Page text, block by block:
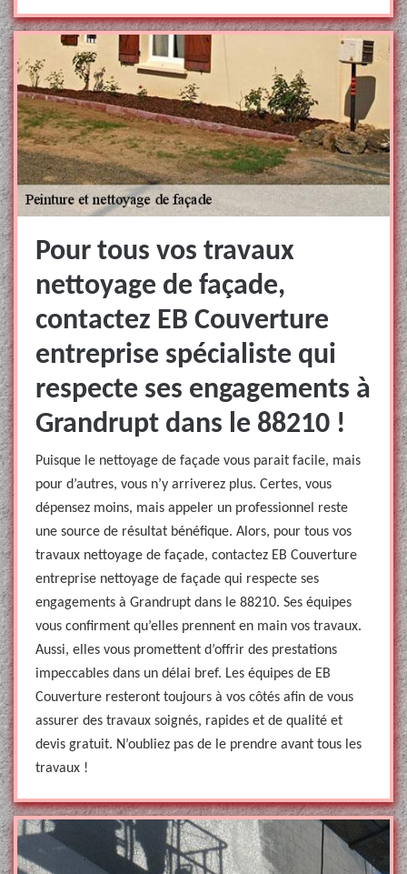
Pour tous vos travaux
nettoyage de façade,
contactez EB Couverture
entreprise spécialiste qui
respecte ses engagements à
Grandrupt dans le 88210 !
Puisque le nettoyage de façade vous parait facile, mais
pour d’autres, vous n’y arriverez plus. Certes, vous
dépensez moins, mais appeler un professionnel reste
une source de résultat bénéfique. Alors, pour tous vos
travaux nettoyage de façade, contactez EB Couverture
entreprise nettoyage de façade qui respecte ses
engagements à Grandrupt dans le 88210. Ses équipes
vous confirment qu’elles prennent en main vos travaux.
Aussi, elles vous promettent d’offrir des prestations
impeccables dans un délai bref. Les équipes de EB
Couverture resteront toujours à vos côtés afin de vous
assurer des travaux soignés, rapides et de qualité et
devis gratuit. N’oubliez pas de le prendre avant tous les
travaux !